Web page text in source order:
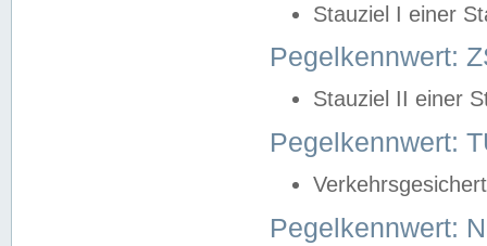
Stauziel I einer
Pegelkennwert:
Stauziel II einer
Pegelkennwert:
Pegelkennwert: